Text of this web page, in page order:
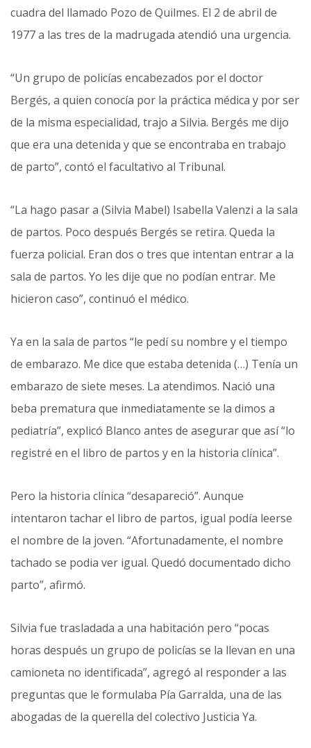
cuadra del llamado Pozo de Quilmes. El 2 de abril de
1977 a las tres de la madrugada atendió una urgencia.
“Un grupo de policías encabezados por el doctor
Bergés, a quien conocía por la práctica médica y por ser
de la misma especialidad, trajo a Silvia. Bergés me dijo
que era una detenida y que se encontraba en trabajo
de parto”, contó el facultativo al Tribunal.
“La hago pasar a (Silvia Mabel) Isabella Valenzi a la sala
de partos. Poco después Bergés se retira. Queda la
fuerza policial. Eran dos o tres que intentan entrar a la
sala de partos. Yo les dije que no podían entrar. Me
hicieron caso”, continuó el médico.
Ya en la sala de partos “le pedí su nombre y el tiempo
de embarazo. Me dice que estaba detenida (…) Tenía un
embarazo de siete meses. La atendimos. Nació una
beba prematura que inmediatamente se la dimos a
pediatría”, explicó Blanco antes de asegurar que así “lo
registré en el libro de partos y en la historia clínica”.
Pero la historia clínica “desapareció”. Aunque
intentaron tachar el libro de partos, igual podía leerse
el nombre de la joven. “Afortunadamente, el nombre
tachado se podia ver igual. Quedó documentado dicho
parto”, afirmó.
Silvia fue trasladada a una habitación pero “pocas
horas después un grupo de policías se la llevan en una
camioneta no identificada”, agregó al responder a las
preguntas que le formulaba Pía Garralda, una de las
abogadas de la querella del colectivo Justicia Ya.